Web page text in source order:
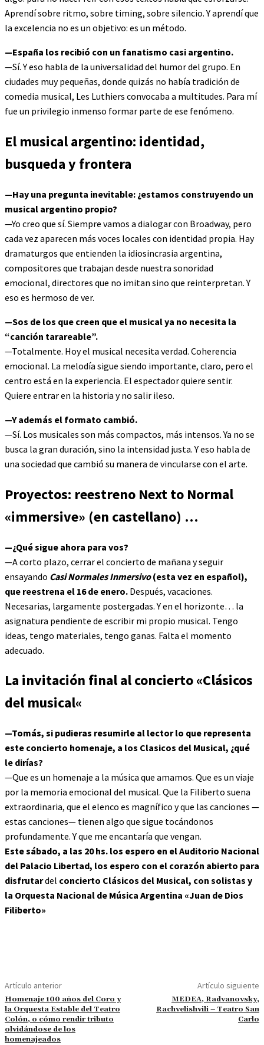
Aprendí sobre ritmo, sobre timing, sobre silencio. Y aprendí que
la excelencia no es un objetivo: es un método.
—España los recibió con un fanatismo casi argentino.
—Sí. Y eso habla de la universalidad del humor del grupo. En
ciudades muy pequeñas, donde quizás no había tradición de
comedia musical, Les Luthiers convocaba a multitudes. Para mí
fue un privilegio inmenso formar parte de ese fenómeno.
El musical argentino: identidad,
busqueda y frontera
—Hay una pregunta inevitable: ¿estamos construyendo un
musical argentino propio?
—Yo creo que sí. Siempre vamos a dialogar con Broadway, pero
cada vez aparecen más voces locales con identidad propia. Hay
dramaturgos que entienden la idiosincrasia argentina,
compositores que trabajan desde nuestra sonoridad
emocional, directores que no imitan sino que reinterpretan. Y
eso es hermoso de ver.
—Sos de los que creen que el musical ya no necesita la
“canción tarareable”.
—Totalmente. Hoy el musical necesita verdad. Coherencia
emocional. La melodía sigue siendo importante, claro, pero el
centro está en la experiencia. El espectador quiere sentir.
Quiere entrar en la historia y no salir ileso.
—Y además el formato cambió.
—Sí. Los musicales son más compactos, más intensos. Ya no se
busca la gran duración, sino la intensidad justa. Y eso habla de
una sociedad que cambió su manera de vincularse con el arte.
Proyectos: reestreno Next to Normal
«immersive» (en castellano) …
—¿Qué sigue ahora para vos?
—A corto plazo, cerrar el concierto de mañana y seguir
ensayando Casi Normales Inmersivo(esta vez en español),
que reestrena el 16 de enero. Después, vacaciones.
Necesarias, largamente postergadas. Y en el horizonte… la
asignatura pendiente de escribir mi propio musical. Tengo
ideas, tengo materiales, tengo ganas. Falta el momento
adecuado.
La invitación final al concierto«Clásicos
del musical«
—Tomás, si pudieras resumirle al lector lo que representa
este concierto homenaje, a los Clasicos del Musical, ¿qué
le dirías?
—Que es un homenaje a la música que amamos. Que es un viaje
por la memoria emocional del musical. Que la Filiberto suena
extraordinaria, que el elenco es magnífico y que las canciones —
estas canciones— tienen algo que sigue tocándonos
profundamente. Y que me encantaría que vengan.
Este sábado, a las 20 hs. los espero en el Auditorio Nacional
del Palacio Libertad, los espero con el corazón abierto para
disfrutardel concierto Clásicos del Musical, con solistas y
la Orquesta Nacional de Música Argentina «Juan de Dios
Filiberto»
Artículo anterior
Homenaje 100 años del Coro y
la Orquesta Estable del Teatro
Colón, o cómo rendir tributo
olvidándose de los
homenajeados
Artículo siguiente
MEDEA, Radvanovsky,
Rachvelishvili – Teatro San
Carlo